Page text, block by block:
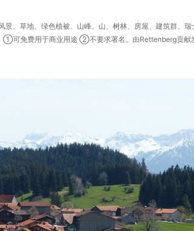
、草地、绿色植被、山峰、山、树林、房屋、建筑群、
①可免费用于商业用途 ②不要求署名。由Rettenberg贡献